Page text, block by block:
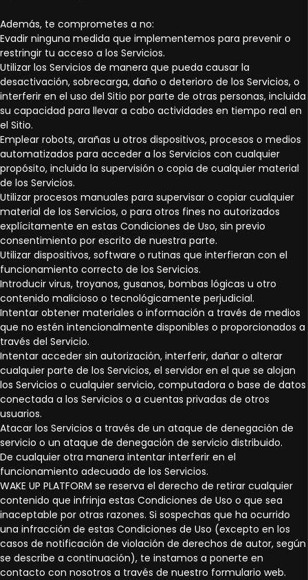
Además, te comprometes a no:
Evadir ninguna medida que implementemos para prevenir o
restringir tu acceso a los Servicios.
Utilizar los Servicios de manera que pueda causar la
desactivación, sobrecarga, daño o deterioro de los Servicios, o
interferir en el uso del Sitio por parte de otras personas, incluida
su capacidad para llevar a cabo actividades en tiempo real en
el Sitio.
Emplear robots, arañas u otros dispositivos, procesos o medios
automatizados para acceder a los Servicios con cualquier
propósito, incluida la supervisión o copia de cualquier material
de los Servicios.
Utilizar procesos manuales para supervisar o copiar cualquier
material de los Servicios, o para otros fines no autorizados
explícitamente en estas Condiciones de Uso, sin previo
consentimiento por escrito de nuestra parte.
Utilizar dispositivos, software o rutinas que interfieran con el
funcionamiento correcto de los Servicios.
Introducir virus, troyanos, gusanos, bombas lógicas u otro
contenido malicioso o tecnológicamente perjudicial.
Intentar obtener materiales o información a través de medios
que no estén intencionalmente disponibles o proporcionados a
través del Servicio.
Intentar acceder sin autorización, interferir, dañar o alterar
cualquier parte de los Servicios, el servidor en el que se alojan
los Servicios o cualquier servicio, computadora o base de datos
conectada a los Servicios o a cuentas privadas de otros
usuarios.
Atacar los Servicios a través de un ataque de denegación de
servicio o un ataque de denegación de servicio distribuido.
De cualquier otra manera intentar interferir en el
funcionamiento adecuado de los Servicios.
WAKE UP PLATFORM se reserva el derecho de retirar cualquier
contenido que infrinja estas Condiciones de Uso o que sea
inaceptable por otras razones. Si sospechas que ha ocurrido
una infracción de estas Condiciones de Uso (excepto en los
casos de notificación de violación de derechos de autor, según
se describe a continuación), te instamos a ponerte en
contacto con nosotros a través de nuestro formulario web.